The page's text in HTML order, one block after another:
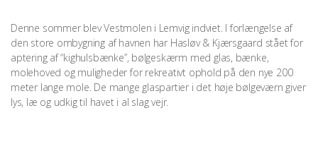
Denne sommer blev Vestmolen i Lemvig indviet. I forlængelse af
den store ombygning af havnen har Hasløv & Kjærsgaard stået for
aptering af “kighulsbænke”, bølgeskærm med glas, bænke,
molehoved og muligheder for rekreativt ophold på den nye 200
meter lange mole. De mange glaspartier i det høje bølgeværn giver
lys, læ og udkig til havet i al slag vejr.